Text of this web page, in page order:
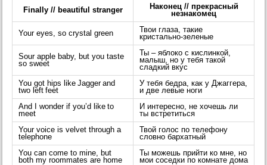
Finally // beautiful stranger
Наконец // прекрасный
незнакомец
Your eyes, so crystal green
Твои глаза, такие
кристально-зеленые
Sour apple baby, but you taste
so sweet
Ты – яблоко с кислинкой,
малыш, но у тебя такой
сладкий вкус
You got hips like Jagger and
two left feet
У тебя бедра, как у Джаггера,
и две левые ноги
And I wonder if you’d like to
meet
И интересно, не хочешь ли
ты встретиться
Your voice is velvet through a
telephone
Твой голос по телефону
словно бархатный
You can come to mine, but
both my roommates are home
Ты можешь прийти ко мне, но
мои соседки по комнате дома